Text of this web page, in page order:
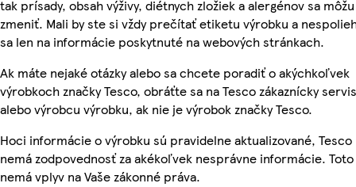
tak prísady, obsah výživy, diétnych zložiek a alergénov sa môžu
zmeniť. Mali by ste si vždy prečítať etiketu výrobku a
sa len na informácie poskytnuté na webových stránkach.
Ak máte nejaké otázky alebo sa chcete poradiť o akýchkoľvek
výrobkoch značky Tesco, obráťte sa na Tesco zákaznícky
alebo výrobcu výrobku, ak nie je výrobok značky Tesco.
Hoci informácie o výrobku sú pravidelne aktualizované, Tesco
nemá zodpovednosť za akékoľvek nesprávne informácie. Toto
nemá vplyv na Vaše zákonné práva.